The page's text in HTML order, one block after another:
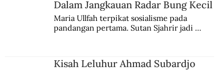
Kisah Penangkapan Ahmad Subardjo
Dalam Jangkauan Radar Bung Kecil
Maria Ullfah terpikat sosialisme pada
pandangan pertama. Sutan Sjahrir jadi
Kisah Leluhur Ahmad Subardjo